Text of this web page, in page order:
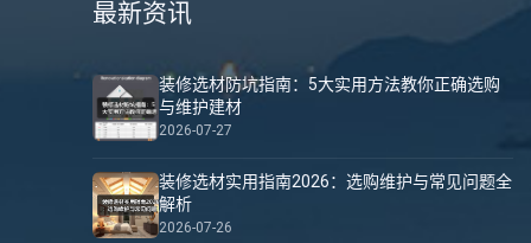
最新资讯
装修选材防坑指南：5大实用方法教你正确选购
与维护建材
2026-07-27
装修选材实用指南2026：选购维护与常见问题全
解析
2026-07-26